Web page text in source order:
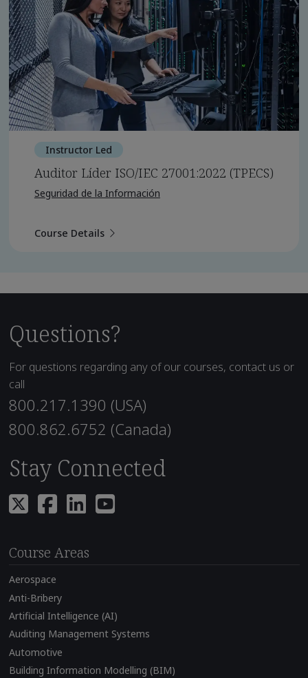
Instructor Led
Auditor Líder ISO/IEC 27001:2022 (TPECS)
Seguridad de la Información
Course Details
Questions?
For questions regarding any of our courses, contact us or
call
800.217.1390 (USA)
800.862.6752 (Canada)
Stay Connected
Course Areas
Aerospace
Anti-Bribery
Artificial Intelligence (AI)
Auditing Management Systems
Automotive
Building Information Modelling (BIM)